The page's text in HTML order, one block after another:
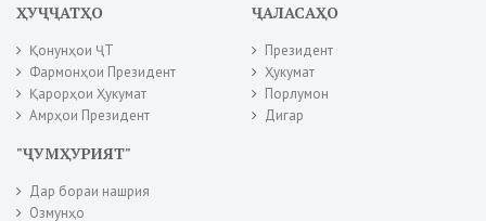
ҲУҶҶАТҲО
Қонунҳои ҶТ
Фармонҳои Президент
Қарорҳои Ҳукумат
Амрҳои Президент
ҶАЛАСАҲО
Президент
Ҳукумат
Порлумон
Дигар
"ҶУМҲУРИЯТ"
Дар бораи нашрия
Озмунҳо